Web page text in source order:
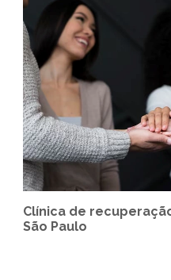
Clínica de
São Paulo